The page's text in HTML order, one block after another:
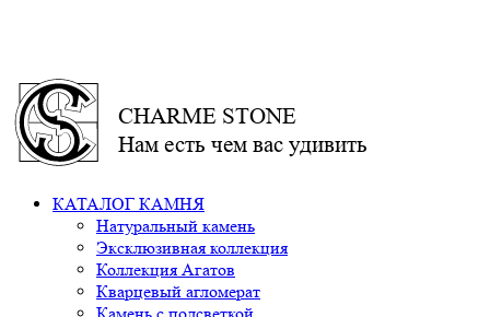
CHARME STONE
Нам есть чем вас удивить
КАТАЛОГ КАМНЯ
Натуральный камень
Эксклюзивная коллекция
Коллекция Агатов
Кварцевый агломерат